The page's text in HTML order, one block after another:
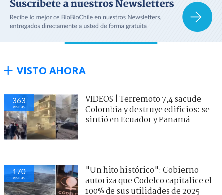
VISTO AHORA
363
visitas
VIDEOS | Terremoto 7,4 sacude
Colombia y destruye edificios: se
sintió en Ecuador y Panamá
170
visitas
"Un hito histórico": Gobierno
autoriza que Codelco capitalice el
100% de sus utilidades de 2025